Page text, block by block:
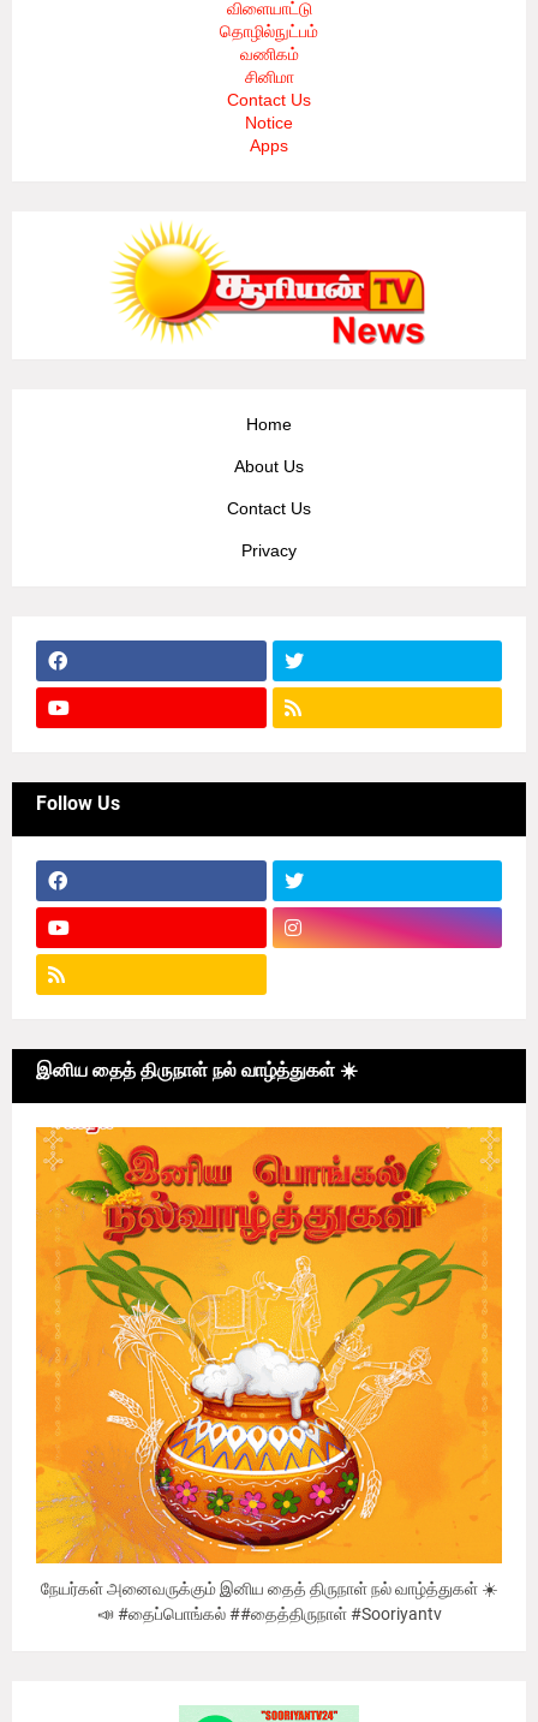
விளையாட்டு
தொழில்நுட்பம்
வணிகம்
சினிமா
Contact Us
Notice
Apps
Home
About Us
Contact Us
Privacy
Follow Us
இனிய தைத் திருநாள் நல் வாழ்த்துகள் ☀️
நேயர்கள் அனைவருக்கும் இனிய தைத் திருநாள் நல் வாழ்த்துகள் ☀️
📣 #தைப்பொங்கல் ##தைத்திருநாள் #Sooriyantv